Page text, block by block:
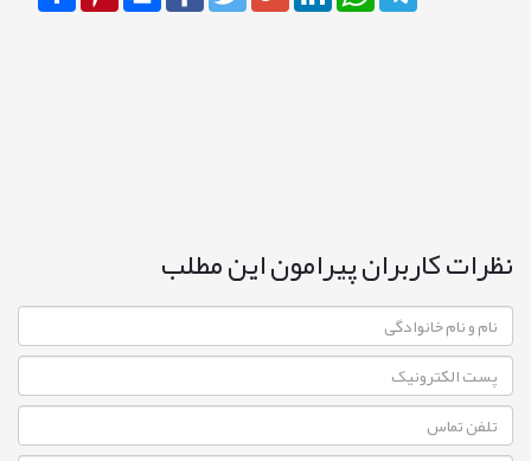
نظرات کاربران پیرامون این مطلب